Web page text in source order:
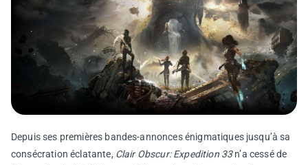
Depuis ses premières bandes-annonces énigmatiques jusqu’à sa
consécration éclatante, Clair Obscur: Expedition 33n’a cessé de